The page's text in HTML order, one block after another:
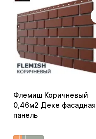
Флемиш Коричневый
0,46м2 Деке фасадная
панель